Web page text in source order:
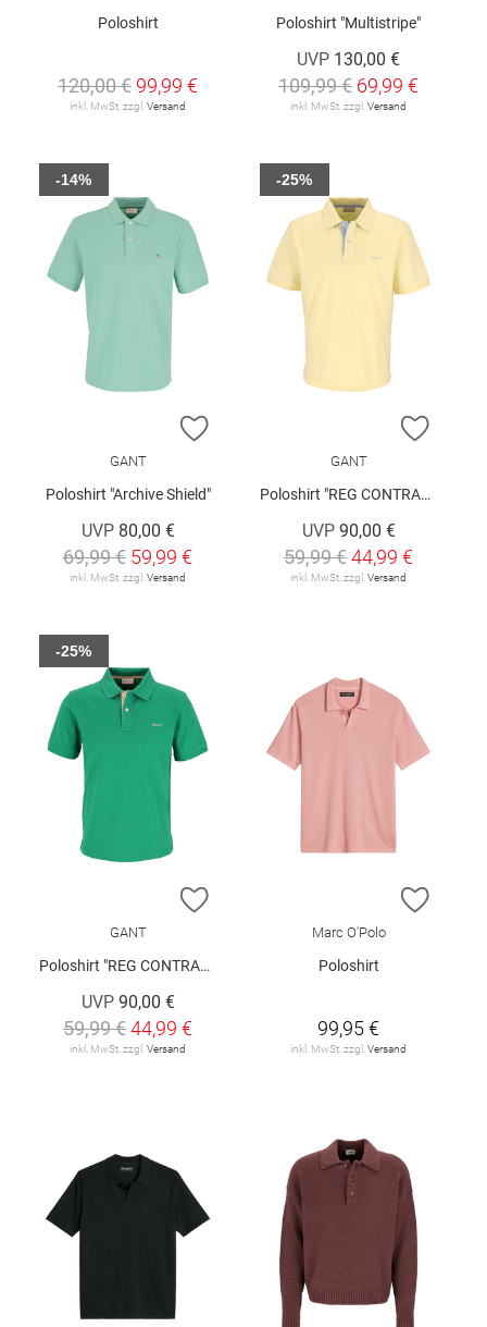
Poloshirt
120,00 € 99,99 €
inkl. MwSt. zzgl. Versand
Poloshirt "Multistripe"
UVP 130,00 €
109,99 € 69,99 €
inkl. MwSt. zzgl. Versand
ZUR WUNSCHLISTE HINZUFÜGEN
GANT
Poloshirt "Archive Shield"
UVP 80,00 €
69,99 € 59,99 €
inkl. MwSt. zzgl. Versand
-14%
ZUR
GANT
Poloshirt "REG CONTRAST"
UVP 90,00 €
59,99 €44,99 €
inkl. MwSt. zzgl. Versand
-25%
ZUR WUNSCHLISTE HINZUFÜGEN
GANT
Poloshirt "REG CONTRAST"
UVP 90,00 €
59,99 €44,99 €
inkl. MwSt. zzgl. Versand
-25%
ZUR
Marc O'Polo
Poloshirt
99,95 €
inkl. MwSt. zzgl. Versand